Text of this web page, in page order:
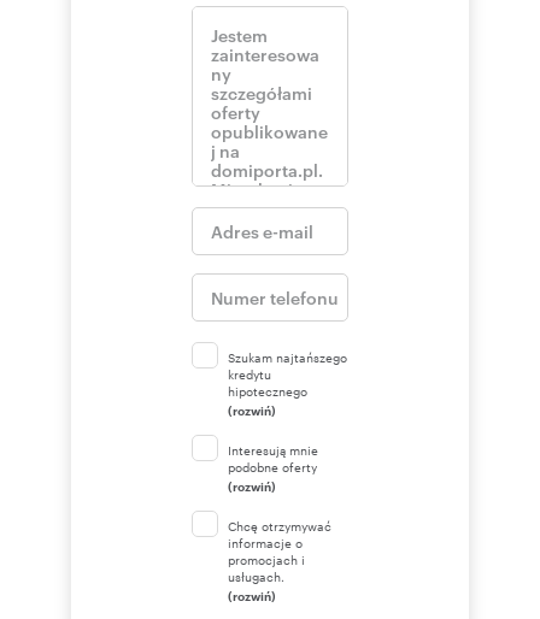
Szukam najtańszego
kredytu
hipotecznego
(rozwiń)
Interesują mnie
podobne oferty
(rozwiń)
Chcę otrzymywać
informacje o
promocjach i
usługach.
(rozwiń)